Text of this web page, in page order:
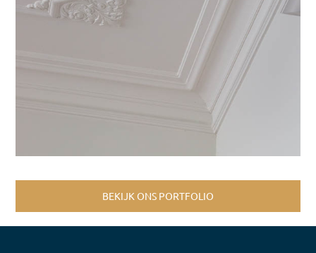
BEKIJK ONS PORTFOLIO